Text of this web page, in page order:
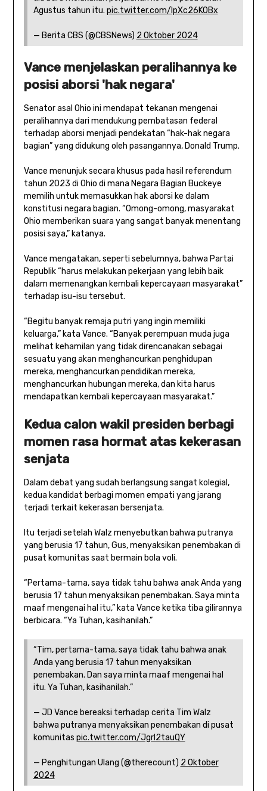
Agustus tahun itu. pic.twitter.com/IpXc26KOBx
— Berita CBS (@CBSNews) 2 Oktober 2024
Vance menjelaskan peralihannya ke
posisi aborsi 'hak negara'
Senator asal Ohio ini mendapat tekanan mengenai
peralihannya dari mendukung pembatasan federal
terhadap aborsi menjadi pendekatan “hak-hak negara
bagian” yang didukung oleh pasangannya, Donald Trump.
Vance menunjuk secara khusus pada hasil referendum
tahun 2023 di Ohio di mana Negara Bagian Buckeye
memilih untuk memasukkan hak aborsi ke dalam
konstitusi negara bagian. “Omong-omong, masyarakat
Ohio memberikan suara yang sangat banyak menentang
posisi saya,” katanya.
Vance mengatakan, seperti sebelumnya, bahwa Partai
Republik “harus melakukan pekerjaan yang lebih baik
dalam memenangkan kembali kepercayaan masyarakat”
terhadap isu-isu tersebut.
“Begitu banyak remaja putri yang ingin memiliki
keluarga,” kata Vance. “Banyak perempuan muda juga
melihat kehamilan yang tidak direncanakan sebagai
sesuatu yang akan menghancurkan penghidupan
mereka, menghancurkan pendidikan mereka,
menghancurkan hubungan mereka, dan kita harus
mendapatkan kembali kepercayaan masyarakat.”
Kedua calon wakil presiden berbagi
momen rasa hormat atas kekerasan
senjata
Dalam debat yang sudah berlangsung sangat kolegial,
kedua kandidat berbagi momen empati yang jarang
terjadi terkait kekerasan bersenjata.
Itu terjadi setelah Walz menyebutkan bahwa putranya
yang berusia 17 tahun, Gus, menyaksikan penembakan di
pusat komunitas saat bermain bola voli.
“Pertama-tama, saya tidak tahu bahwa anak Anda yang
berusia 17 tahun menyaksikan penembakan. Saya minta
maaf mengenai hal itu,” kata Vance ketika tiba gilirannya
berbicara. “Ya Tuhan, kasihanilah.”
“Tim, pertama-tama, saya tidak tahu bahwa anak
Anda yang berusia 17 tahun menyaksikan
penembakan. Dan saya minta maaf mengenai hal
itu. Ya Tuhan, kasihanilah.”
— JD Vance bereaksi terhadap cerita Tim Walz
bahwa putranya menyaksikan penembakan di pusat
komunitas pic.twitter.com/Jgrl2tauQY
— Penghitungan Ulang (@therecount) 2 Oktober
2024